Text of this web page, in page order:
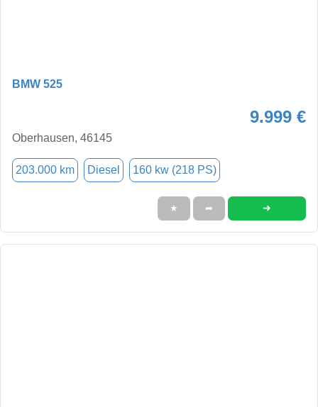
BMW 525
9.999 €
Oberhausen, 46145
203.000 km Diesel 160 kw (218 PS)
★ ➦ ➜